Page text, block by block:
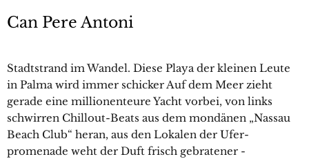
Can Pere Antoni
Stadtstrand im Wandel. Diese Playa der kleinen Leute
in Palma wird immer schicker Auf dem Meer zieht
gerade eine ­millionenteure Yacht vorbei, von links
schwirren Chillout-Beats aus dem mondänen „Nassau
Beach Club“ heran, aus den Lokalen der Ufer­
promenade weht der Duft frisch gebratener ­